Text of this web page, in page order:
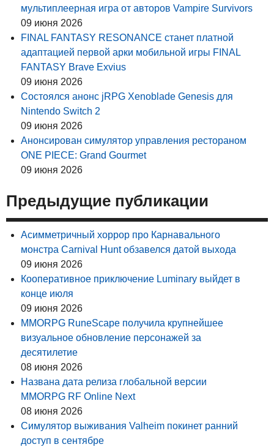
мультиплеерная игра от авторов Vampire Survivors
09 июня 2026
FINAL FANTASY RESONANCE станет платной
адаптацией первой арки мобильной игры FINAL
FANTASY Brave Exvius
09 июня 2026
Состоялся анонс jRPG Xenoblade Genesis для
Nintendo Switch 2
09 июня 2026
Анонсирован симулятор управления рестораном
ONE PIECE: Grand Gourmet
09 июня 2026
Предыдущие публикации
Асимметричный хоррор про Карнавального
монстра Carnival Hunt обзавелся датой выхода
09 июня 2026
Кооперативное приключение Luminary выйдет в
конце июля
09 июня 2026
MMORPG RuneScape получила крупнейшее
визуальное обновление персонажей за
десятилетие
08 июня 2026
Названа дата релиза глобальной версии
MMORPG RF Online Next
08 июня 2026
Симулятор выживания Valheim покинет ранний
доступ в сентябре